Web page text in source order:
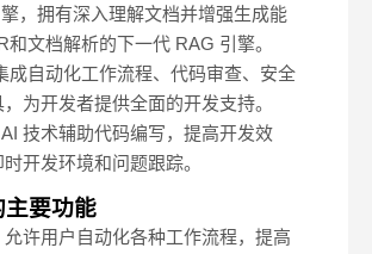
，拥有深入理解文档并增强生成能
和文档解析的下一代 RAG 引擎。
成自动化工作流程、代码审查、安全
为开发者提供全面的开发支持。
技术辅助代码编写，提高开发效
开发环境和问题跟踪。
要功能
允许用户自动化各种工作流程，提高